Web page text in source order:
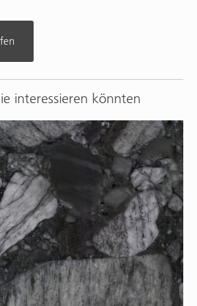
interessieren könnten